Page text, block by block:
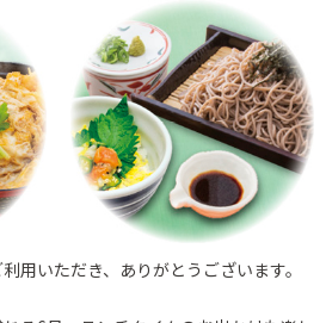
用いただき、ありがとうございます。